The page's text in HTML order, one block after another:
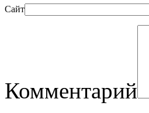
Сайт
Комментарий